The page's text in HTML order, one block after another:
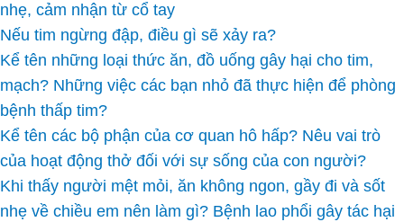
nhẹ, cảm nhận từ cổ tay
Nếu tim ngừng đập, điều gì sẽ xảy ra?
Kể tên những loại thức ăn, đồ uống gây hại cho tim,
mạch? Những việc các bạn nhỏ đã thực hiện để phòng
bệnh thấp tim?
Kể tên các bộ phận của cơ quan hô hấp? Nêu vai trò
của hoạt động thở đối với sự sống của con người?
Khi thấy người mệt mỏi, ăn không ngon, gầy đi và sốt
nhẹ về chiều em nên làm gì? Bệnh lao phổi gây tác hại